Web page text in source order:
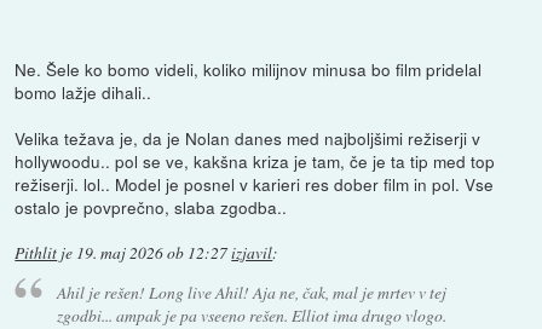
Ne. Šele ko bomo videli, koliko milijnov minusa bo film pridelal
bomo lažje dihali..
Velika težava je, da je Nolan danes med najboljšimi režiserji v
hollywoodu.. pol se ve, kakšna kriza je tam, če je ta tip med top
režiserji. lol.. Model je posnel v karieri res dober film in pol. Vse
ostalo je povprečno, slaba zgodba..
Pithlit je 19. maj 2026 ob 12:27izjavil:
Ahil je rešen! Long live Ahil! Aja ne, čak, mal je mrtev v tej
zgodbi... ampak je pa vseeno rešen. Elliot ima drugo vlogo.